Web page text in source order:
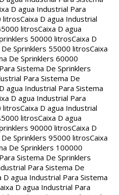
D agua Industrial Para
litrosCaixa D agua Industrial
litrosCaixa D agua
50000 litrosCaixa D
Sprinklers 55000 litrosCaixa
De Sprinklers 60000
Sistema De Sprinklers
Para Sistema De
agua Industrial Para Sistema
D agua Industrial Para
litrosCaixa D agua Industrial
litrosCaixa D agua
90000 litrosCaixa D
Sprinklers 95000 litrosCaixa
De Sprinklers 100000
Sistema De Sprinklers
Para Sistema De
D agua Industrial Para Sistema
D agua Industrial Para